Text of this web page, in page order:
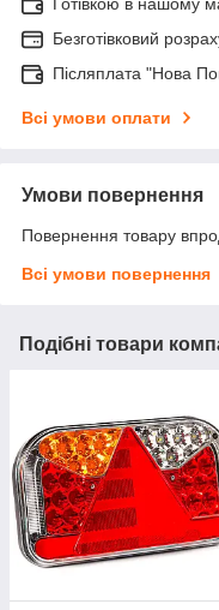
Безготівковий
Післяплата "Нова
Всі умови оплати
Умови повернення
Повернення товару
Всі умови повернення
Подібні товари